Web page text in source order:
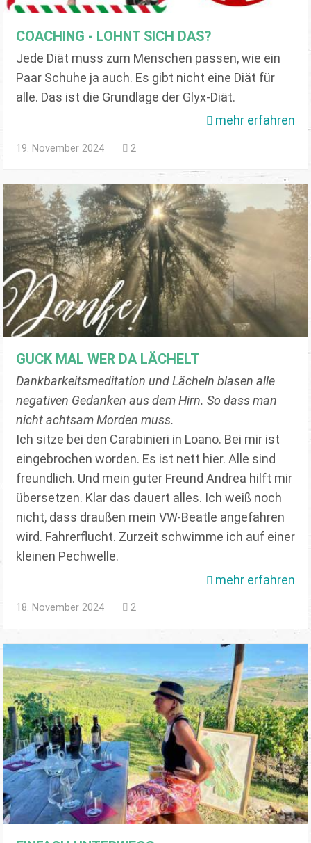
COACHING - LOHNT SICH DAS?
Jede Diät muss zum Menschen passen, wie ein
Paar Schuhe ja auch. Es gibt nicht eine Diät für
alle. Das ist die Grundlage der Glyx-Diät.
mehr erfahren
19. November 2024 2
GUCK MAL WER DA LÄCHELT
Dankbarkeitsmeditation und Lächeln blasen alle
negativen Gedanken aus dem Hirn. So dass man
nicht achtsam Morden muss.
Ich sitze bei den Carabinieri in Loano. Bei mir ist
eingebrochen worden. Es ist nett hier. Alle sind
freundlich. Und mein guter Freund Andrea hilft mir
übersetzen. Klar das dauert alles. Ich weiß noch
nicht, dass draußen mein VW-Beatle angefahren
wird. Fahrerflucht. Zurzeit schwimme ich auf einer
kleinen Pechwelle.
mehr erfahren
18. November 2024 2